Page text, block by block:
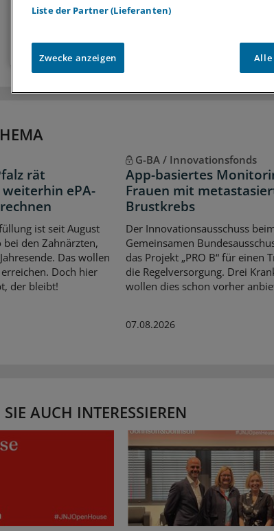
Zugriff auf allemedizinischen Berichte
Voraussetzungen für
rät
ePA-
ist seit August
bei den Zahnärzten,
Das wollen
Doch hier
der bleibt!
G-BA / Innovationsfonds
App-basiertes
Frauen mit
Brustkrebs
Der Innovationsausschuss
Gemeinsamen
das Projekt „PRO B“ für einen
die Regelversorgung. Drei
wollen dies schon vorher
07.08.2026
AUCH INTERESSIEREN
Liste der Partner (Lieferanten)
Zwecke anzeigen Alle